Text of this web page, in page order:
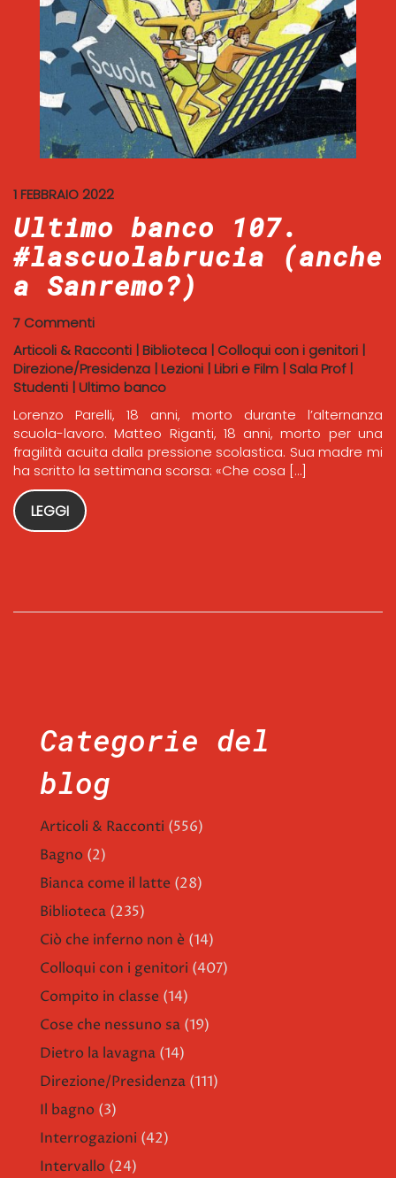
1 FEBBRAIO 2022
Ultimo banco 107.
#lascuolabrucia (anche
a Sanremo?)
7 Commenti
Articoli & Racconti | Biblioteca | Colloqui con i genitori |
Direzione/Presidenza | Lezioni | Libri e Film | Sala Prof|
Studenti | Ultimo banco
Lorenzo Parelli, 18 anni, morto durante l’alternanza
scuola-lavoro. Matteo Riganti, 18 anni, morto per una
fragilità acuita dalla pressione scolastica. Sua madre mi
ha scritto la settimana scorsa: «Che cosa […]
LEGGI
Categorie del
blog
Articoli & Racconti (556)
Bagno (2)
Bianca come il latte (28)
Biblioteca (235)
Ciò che inferno non è (14)
Colloqui con i genitori (407)
Compito in classe (14)
Cose che nessuno sa (19)
Dietro la lavagna (14)
Direzione/Presidenza (111)
Il bagno (3)
Interrogazioni (42)
Intervallo (24)